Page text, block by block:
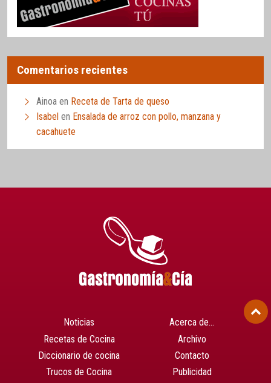
Comentarios recientes
Ainoa en Receta de Tarta de queso
Isabel en Ensalada de arroz con pollo, manzana y
cacahuete
Noticias
Recetas de Cocina
Diccionario de cocina
Trucos de Cocina
Acerca de…
Archivo
Contacto
Publicidad